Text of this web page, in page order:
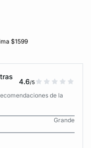
$1599
4.6/5
de la
Grande